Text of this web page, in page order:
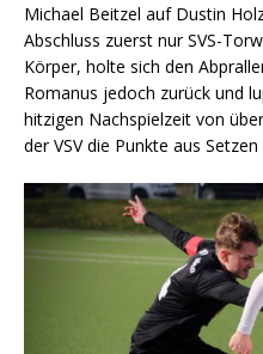
Michael Beitzel auf Dustin
Abschluss zuerst nur SVS-
Körper, holte sich den
Romanus jedoch zurück und
hitzigen Nachspielzeit von
der VSV die Punkte aus